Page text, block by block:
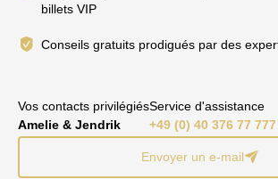
billets VIP
Conseils gratuits prodigués par des
Vos contacts privilégiés
Amelie & Jendrik
Service d'assistance
+49 (0) 40 376 77 777
Envoyer un e-mail􀈠